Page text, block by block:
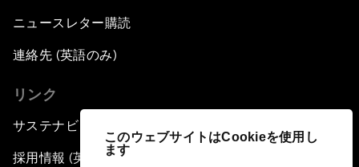
このウェブサイトはCookieを使用し
ます
ニュースレター購読
連絡先 (英語のみ)
リンク
サステナビリティへの取り組み
採用情報 (英語のみ)